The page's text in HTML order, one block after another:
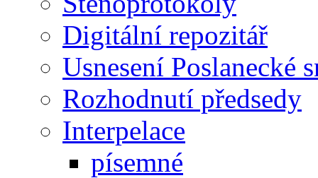
Digitální repozitář
Usnesení Poslanecké
Rozhodnutí předsedy
Interpelace
písemné